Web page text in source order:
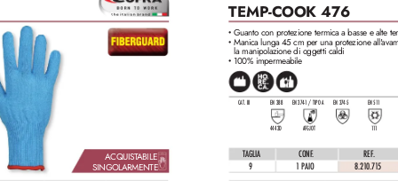
ACQUISTABILE
SINGOLARMENTE
• Guanto con protezione termica a basse e alte
• Manica lunga 45 cm per una protezione all'
la manipolazione di oggetti caldi
• 100% impermeabile
CAT. III EN 388
4443D
EN 374-1 / TIPO A
AFGJOT
EN 374-5 EN 511
111
TEMP-COOK 476
TAGLIA CONF.
REF.
9
1 PAIO 8.210.715